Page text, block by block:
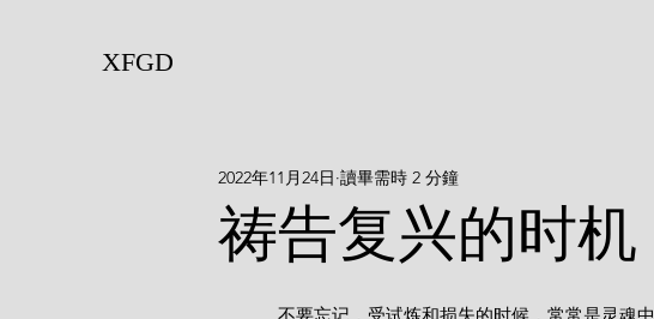
XFGD
祷告复兴的时机
2022年11月24日 讀畢需時 2 分鐘